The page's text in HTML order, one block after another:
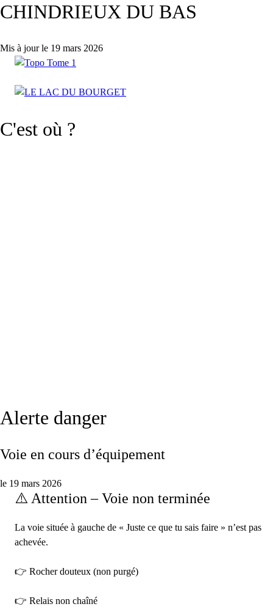
CHINDRIEUX DU BAS
Mis à jour le 19 mars 2026
C'est où ?
Alerte danger
Voie en cours d’équipement
le 19 mars 2026
⚠️ Attention – Voie non terminée
La voie située à gauche de « Juste ce que tu sais faire » n’est pas
achevée.
👉 Rocher douteux (non purgé)
👉 Relais non chaîné